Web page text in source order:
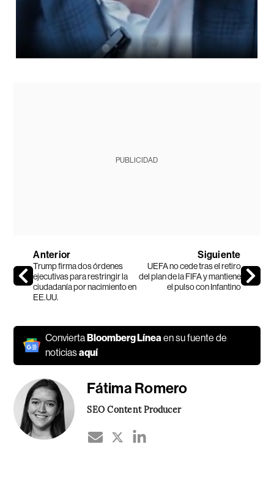
PUBLICIDAD
Anterior
Trump firma dos órdenes
ejecutivas para restringir la
ciudadanía por nacimiento en
EE.UU.
Siguiente
UEFA no cede tras el retiro
del plan de la FIFA y mantiene
el pulso con Infantino
ConviertaBloomberg Línea en su fuente de
noticiasaquí
Fátima Romero
SEO Content Producer